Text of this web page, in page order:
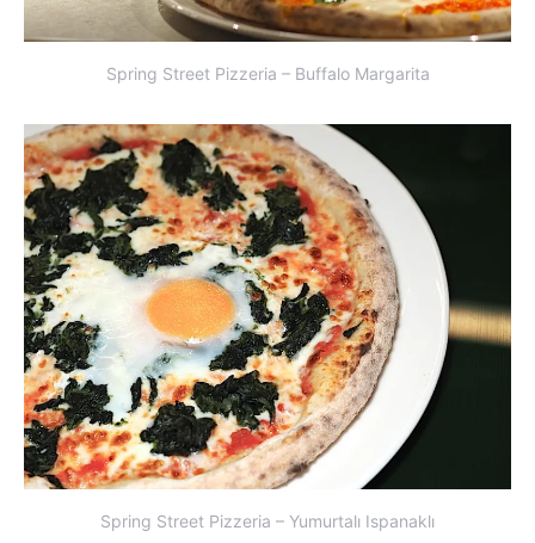
Spring Street Pizzeria – Buffalo Margarita
Spring Street Pizzeria – Yumurtalı Ispanaklı